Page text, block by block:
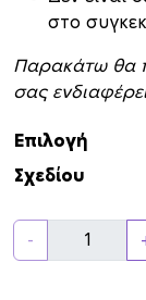
στο
Παρακάτω θα
σας
Επιλογή
Σχεδίου
-
ι